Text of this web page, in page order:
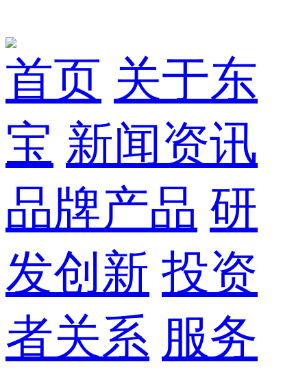
首页 关于东
宝 新闻资讯
品牌产品 研
发创新 投资
者关系 服务